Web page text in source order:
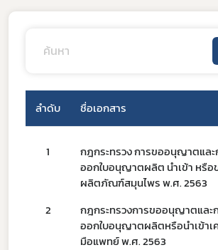
ลำดับ ชื่อเอกสาร
1
กฎกระทรวง การขออนุญาตและ
ออกใบอนุญาตผลิต นำเข้า หรือ
ผลิตภัณฑ์สมุนไพร พ.ศ. 2563
2
กฎกระทรวงการขออนุญาตและ
ออกใบอนุญาตผลิตหรือนำเข้าเ
มือแพทย์ พ.ศ. 2563
เลือกหัวข้อที่ท่านต้องการ
ผู้ประกอบการายย่อย
อาหาร
โควิด